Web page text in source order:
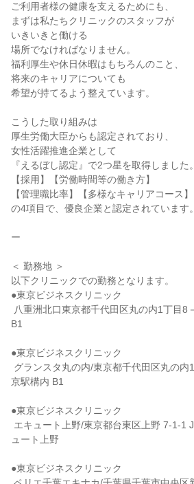
ご利用者様の健康を支えるためにも、
まずは私たちクリニックのスタッフが
いきいきと働ける
場所でなければなりません。
福利厚生や休日休暇はもちろんのこと、
将来のキャリアについても
希望が持てるよう整えています。
こうした取り組みは
厚生労働大臣からも認定されており、
女性活躍推進企業として
『えるぼし認定』で2つ星を取得しました。
【採用】【労働時間等の働き方】
【管理職比率】【多様なキャリアコース】
の4項目で、優良企業と認定されています。
ー
＜ 勤務地 ＞
以下クリニックでの勤務となります。
●東京ビジネスクリニック
B1
●東京ビジネスクリニック
京駅構内 B1
●東京ビジネスクリニック
ュート上野
●東京ビジネスクリニック